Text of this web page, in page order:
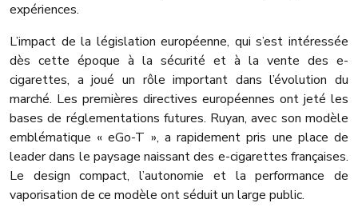
expériences.
L’impact de la législation européenne, qui s’est intéressée
dès cette époque à la sécurité et à la vente des e-
cigarettes, a joué un rôle important dans l’évolution du
marché. Les premières directives européennes ont jeté les
bases de réglementations futures. Ruyan, avec son modèle
emblématique « eGo-T », a rapidement pris une place de
leader dans le paysage naissant des e-cigarettes françaises.
Le design compact, l’autonomie et la performance de
vaporisation de ce modèle ont séduit un large public.